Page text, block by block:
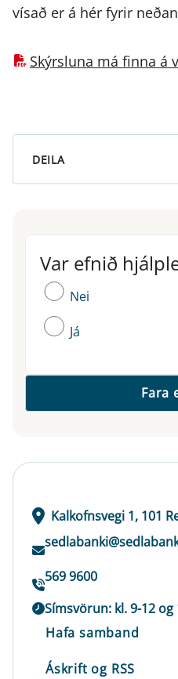
vísað er á hér fyrir
Skýrsluna má finna á
DEILA
Var efnið
Var efnið
Nei
Já
Fara
Kalkofnsvegi 1, 101
569 9600
Símsvörun: kl. 9-12 og
Hafa samband
Áskrift og RSS